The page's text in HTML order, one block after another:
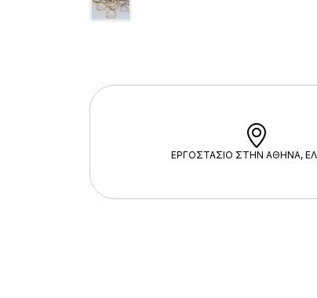
ΕΡΓΟΣΤΑΣΙΟ ΣΤΗΝ ΑΘΗΝΑ,